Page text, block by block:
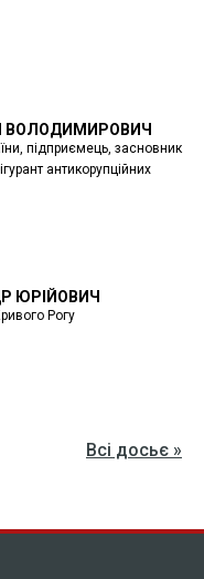
ВОЛОДИМИРОВИЧ
підприємець, засновник
антикорупційних
ЮРІЙОВИЧ
Рогу
Всі досьє »